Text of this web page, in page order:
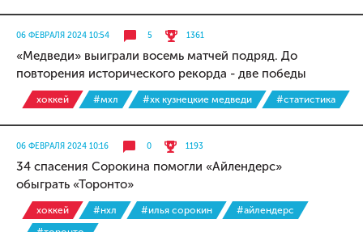
06 ФЕВРАЛЯ 2024 10:54 5 1361
«Медведи» выиграли восемь матчей подряд. До
повторения исторического рекорда - две победы
хоккей #мхл #хк кузнецкие медведи #статистика
06 ФЕВРАЛЯ 2024 10:16 0 1193
34 спасения Сорокина помогли «Айлендерс»
обыграть «Торонто»
хоккей #нхл #илья сорокин
#айлендерс